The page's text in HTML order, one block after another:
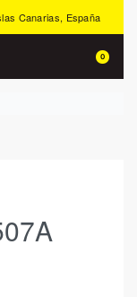
Canarias, España
0